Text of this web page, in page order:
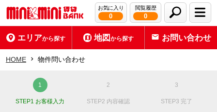
お気に入り
0
閲覧履歴
0
エリアから探す 地図から探す お問い合わせ
HOME 物件問い合わせ
STEP1 お客様入力 STEP2 内容確認 STEP3 完了